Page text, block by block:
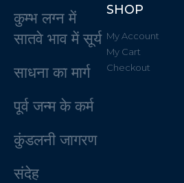
कुम्भ लग्न में
सातवे भाव में सूर्य
साधना का मार्ग
पूर्व जन्म के कर्म
कुंडलनी जागरण
संदेह
SHOP
My Account
My Cart
Checkout